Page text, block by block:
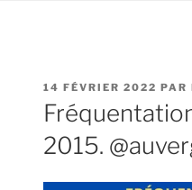
PUBLIÉ
LE
14 FÉVRIER 2022 PAR
2015.